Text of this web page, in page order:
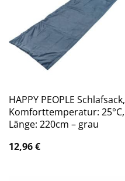
HAPPY PEOPLE Schlafsack,
Komforttemperatur: 25°C,
Länge: 220cm – grau
12,96€